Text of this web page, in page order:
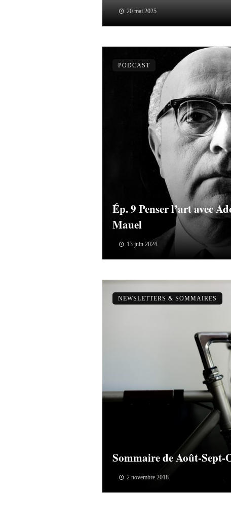
20 mai 2025
Ép. 9 Penser l’art avec
Mauel
13 juin 2024
PODCAST
Sommaire de Août-Sept-
2 novembre 2018
NEWSLETTERS & SOMMAIRES